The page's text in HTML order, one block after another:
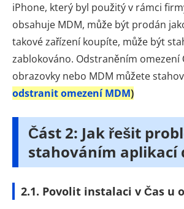
iPhone, který byl použitý v rámci
obsahuje MDM, může být prodán
takové zařízení koupíte, může být
zablokováno. Odstraněním omezení
obrazovky nebo MDM můžete
odstranit omezení MDM)
Část 2: Jak řešit
stahováním aplikací
2.1. Povolit instalaci v Čas u